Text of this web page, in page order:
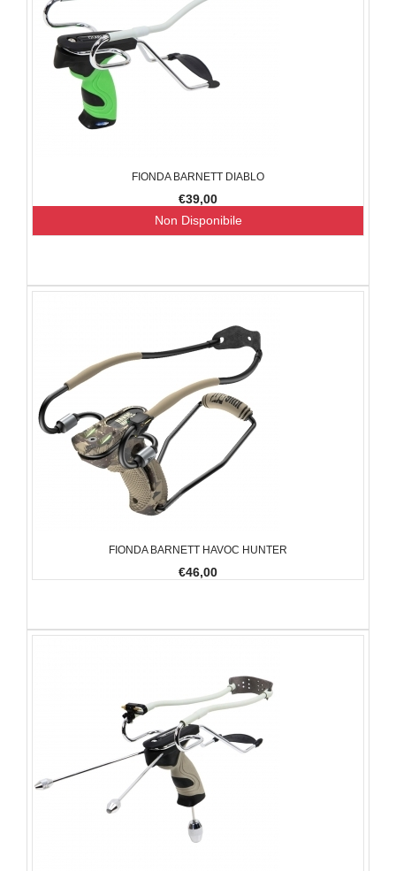
FIONDA BARNETT DIABLO
€39,00
Non Disponibile
FIONDA BARNETT HAVOC HUNTER
€46,00